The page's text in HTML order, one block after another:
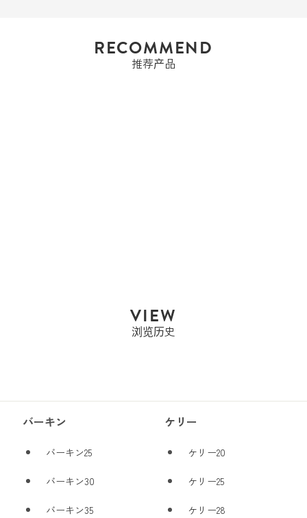
RECOMMEND
推荐产品
VIEW
浏览历史
バーキン
バーキン25
バーキン30
バーキン35
ケリー
ケリー20
ケリー25
ケリー28